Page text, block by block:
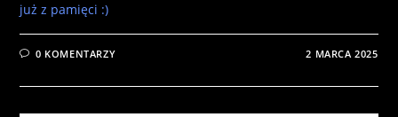
już z pamięci :)
0 KOMENTARZY 2 MARCA 2025